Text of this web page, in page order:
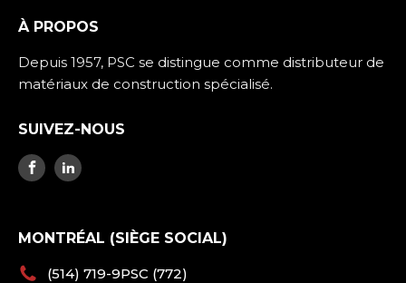
À PROPOS
Depuis 1957, PSC se distingue comme distributeur de
matériaux de construction spécialisé.
SUIVEZ-NOUS
MONTRÉAL (SIÈGE SOCIAL)
(514) 719-9PSC (772)